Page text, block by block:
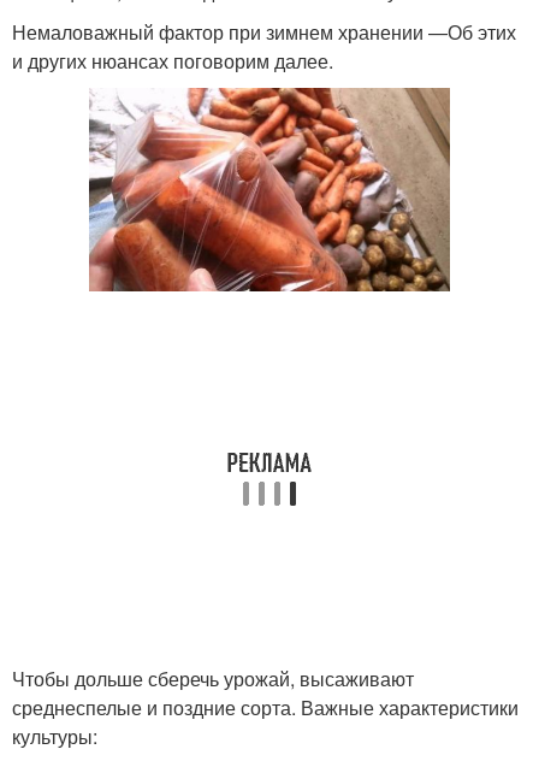
Немаловажный фактор при зимнем хранении —Об этих
и других нюансах поговорим далее.
Чтобы дольше сберечь урожай, высаживают
среднеспелые и поздние сорта. Важные характеристики
культуры: